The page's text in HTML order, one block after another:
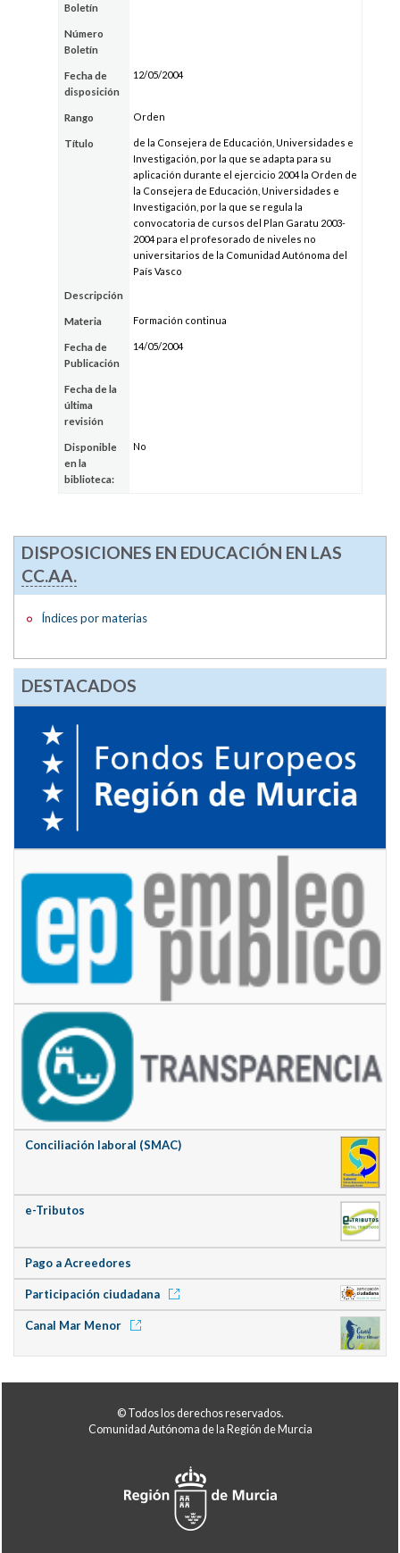
Boletín
Número
Boletín
Fecha de
disposición
12/05/2004
Rango Orden
Título
de la Consejera de Educación, Universidades e
Investigación, por la que se adapta para su
aplicación durante el ejercicio 2004 la Orden de
la Consejera de Educación, Universidades e
Investigación, por la que se regula la
convocatoria de cursos del Plan Garatu 2003-
2004 para el profesorado de niveles no
universitarios de la Comunidad Autónoma del
País Vasco
Descripción
Materia Formación continua
Fecha de
Publicación
14/05/2004
Fecha de la
última
revisión
Disponible
en la
biblioteca:
No
DISPOSICIONES EN EDUCACIÓN EN LAS
CC.AA.
Índices por materias
DESTACADOS
Conciliación laboral (SMAC)
e-Tributos
Pago a Acreedores
Participación ciudadana
Canal Mar Menor
© Todos los derechos reservados.
Comunidad Autónoma de la Región de Murcia